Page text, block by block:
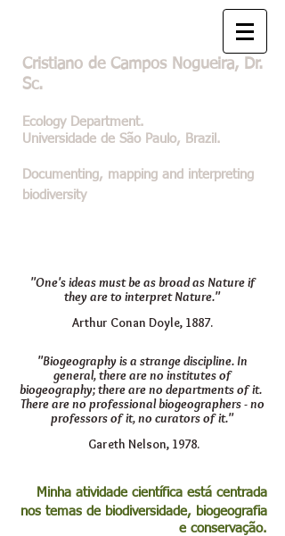
Cristiano de Campos Nogueira, Dr.
Sc.
Ecology Department.
Universidade de São Paulo, Brazil.
Documenting, mapping and interpreting
biodiversity
"One's ideas must be as broad as Nature if
they are to interpret Nature."
Arthur Conan Doyle, 1887.
"Biogeography is a strange discipline. In
general, there are no institutes of
biogeography; there are no departments of it.
There are no professional biogeographers - no
professors of it, no curators of it."
Gareth Nelson, 1978.
Minha atividade científica está centrada
nos temas de biodiversidade, biogeografia
e conservação.